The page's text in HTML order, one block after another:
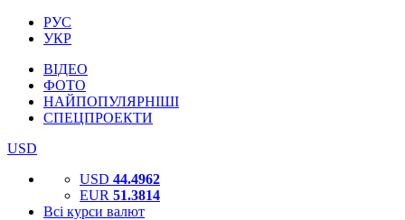
РУС
УКР
ВІДЕО
ФОТО
НАЙПОПУЛЯРНІШІ
СПЕЦПРОЕКТИ
USD
USD 44.4962
EUR 51.3814
Всі курси валют